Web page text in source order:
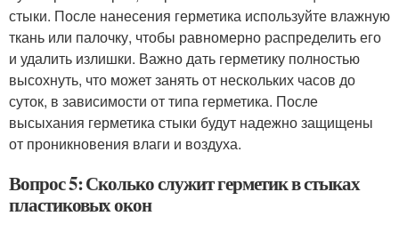
стыки. После нанесения герметика используйте влажную
ткань или палочку, чтобы равномерно распределить его
и удалить излишки. Важно дать герметику полностью
высохнуть, что может занять от нескольких часов до
суток, в зависимости от типа герметика. После
высыхания герметика стыки будут надежно защищены
от проникновения влаги и воздуха.
Вопрос 5: Сколько служит герметик в стыках
пластиковых окон